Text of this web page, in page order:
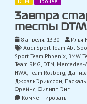
Завтра
тесты DTM
8 апреля, 13:30
Илья
Audi Sport Team Abt
Sport Team Phoenix, BMW
Team RMG, DTM, Mercedes-
HWA, Team Rosberg,
Джоэль Эрикссон,
Фрейнс, Филипп Энг
Комментироватьon